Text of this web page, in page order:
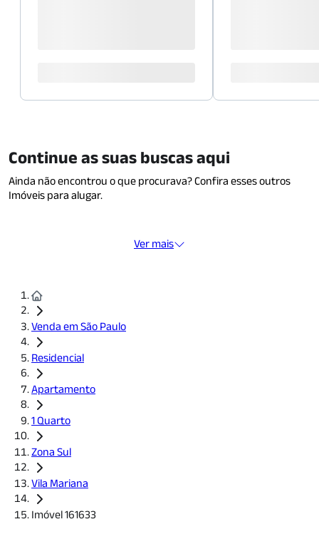
Continue as suas buscas aqui
Ainda não encontrou o que procurava? Confira esses outros
Imóveis para alugar.
Ver mais
Venda em São Paulo
Residencial
Apartamento
1 Quarto
Zona Sul
Vila Mariana
Imóvel 161633